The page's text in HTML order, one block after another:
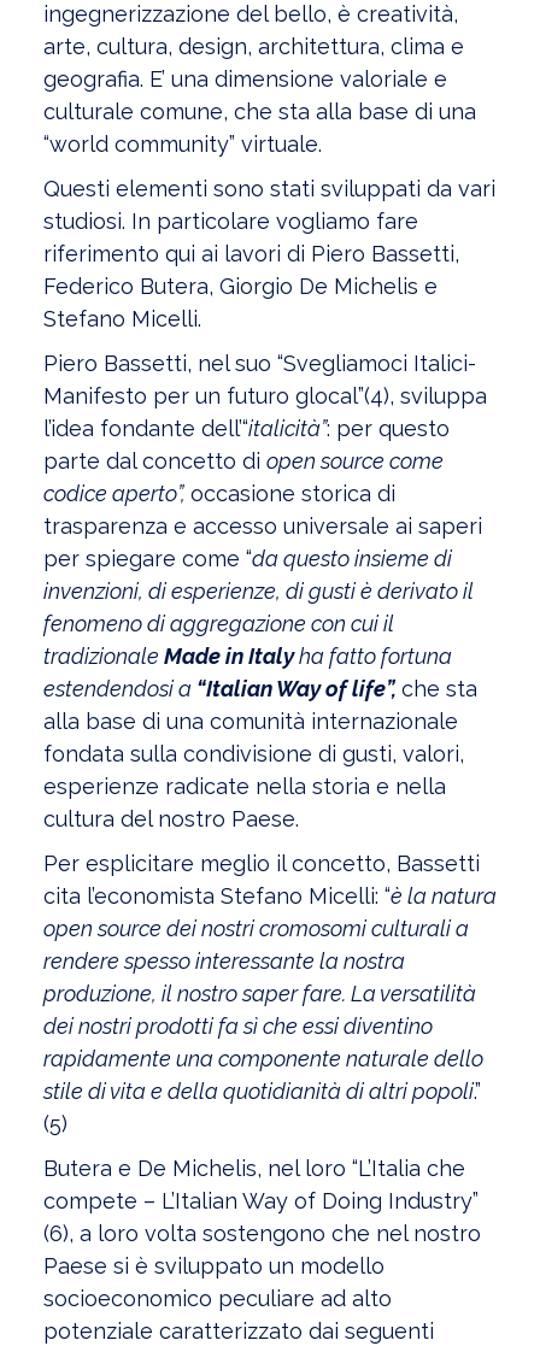
ingegnerizzazione del bello, è creatività,
arte, cultura, design, architettura, clima e
geografia. E’ una dimensione valoriale e
culturale comune, che sta alla base di una
“world community” virtuale.
Questi elementi sono stati sviluppati da vari
studiosi. In particolare vogliamo fare
riferimento qui ai lavori di Piero Bassetti,
Federico Butera, Giorgio De Michelis e
Stefano Micelli.
Piero Bassetti, nel suo “Svegliamoci Italici-
Manifesto per un futuro glocal”(4), sviluppa
l’idea fondante dell’“italicità”: per questo
parte dal concetto di open source come
codice aperto”, occasione storica di
trasparenza e accesso universale ai saperi
per spiegare come “da questo insieme di
invenzioni, di esperienze, di gusti è derivato il
fenomeno di aggregazione con cui il
tradizionale Made in Italyha fatto fortuna
estendendosi a “Italian Way of life”, che sta
alla base di una comunità internazionale
fondata sulla condivisione di gusti, valori,
esperienze radicate nella storia e nella
cultura del nostro Paese.
Per esplicitare meglio il concetto, Bassetti
cita l’economista Stefano Micelli: “è la natura
open source dei nostri cromosomi culturali a
rendere spesso interessante la nostra
produzione, il nostro saper fare. La versatilità
dei nostri prodotti fa sì che essi diventino
rapidamente una componente naturale dello
stile di vita e della quotidianità di altri popoli.”
(5)
Butera e De Michelis, nel loro “L’Italia che
compete – L’Italian Way of Doing Industry”
(6), a loro volta sostengono che nel nostro
Paese si è sviluppato un modello
socioeconomico peculiare ad alto
potenziale caratterizzato dai seguenti